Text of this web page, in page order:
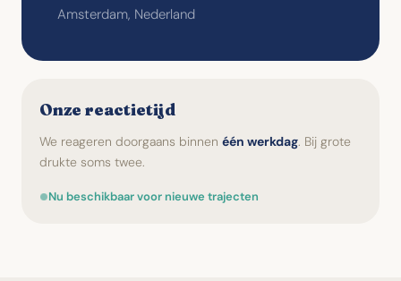
Amsterdam, Nederland
Onze reactietijd
We reageren doorgaans binnen één werkdag. Bij grote
drukte soms twee.
Nu beschikbaar voor nieuwe trajecten